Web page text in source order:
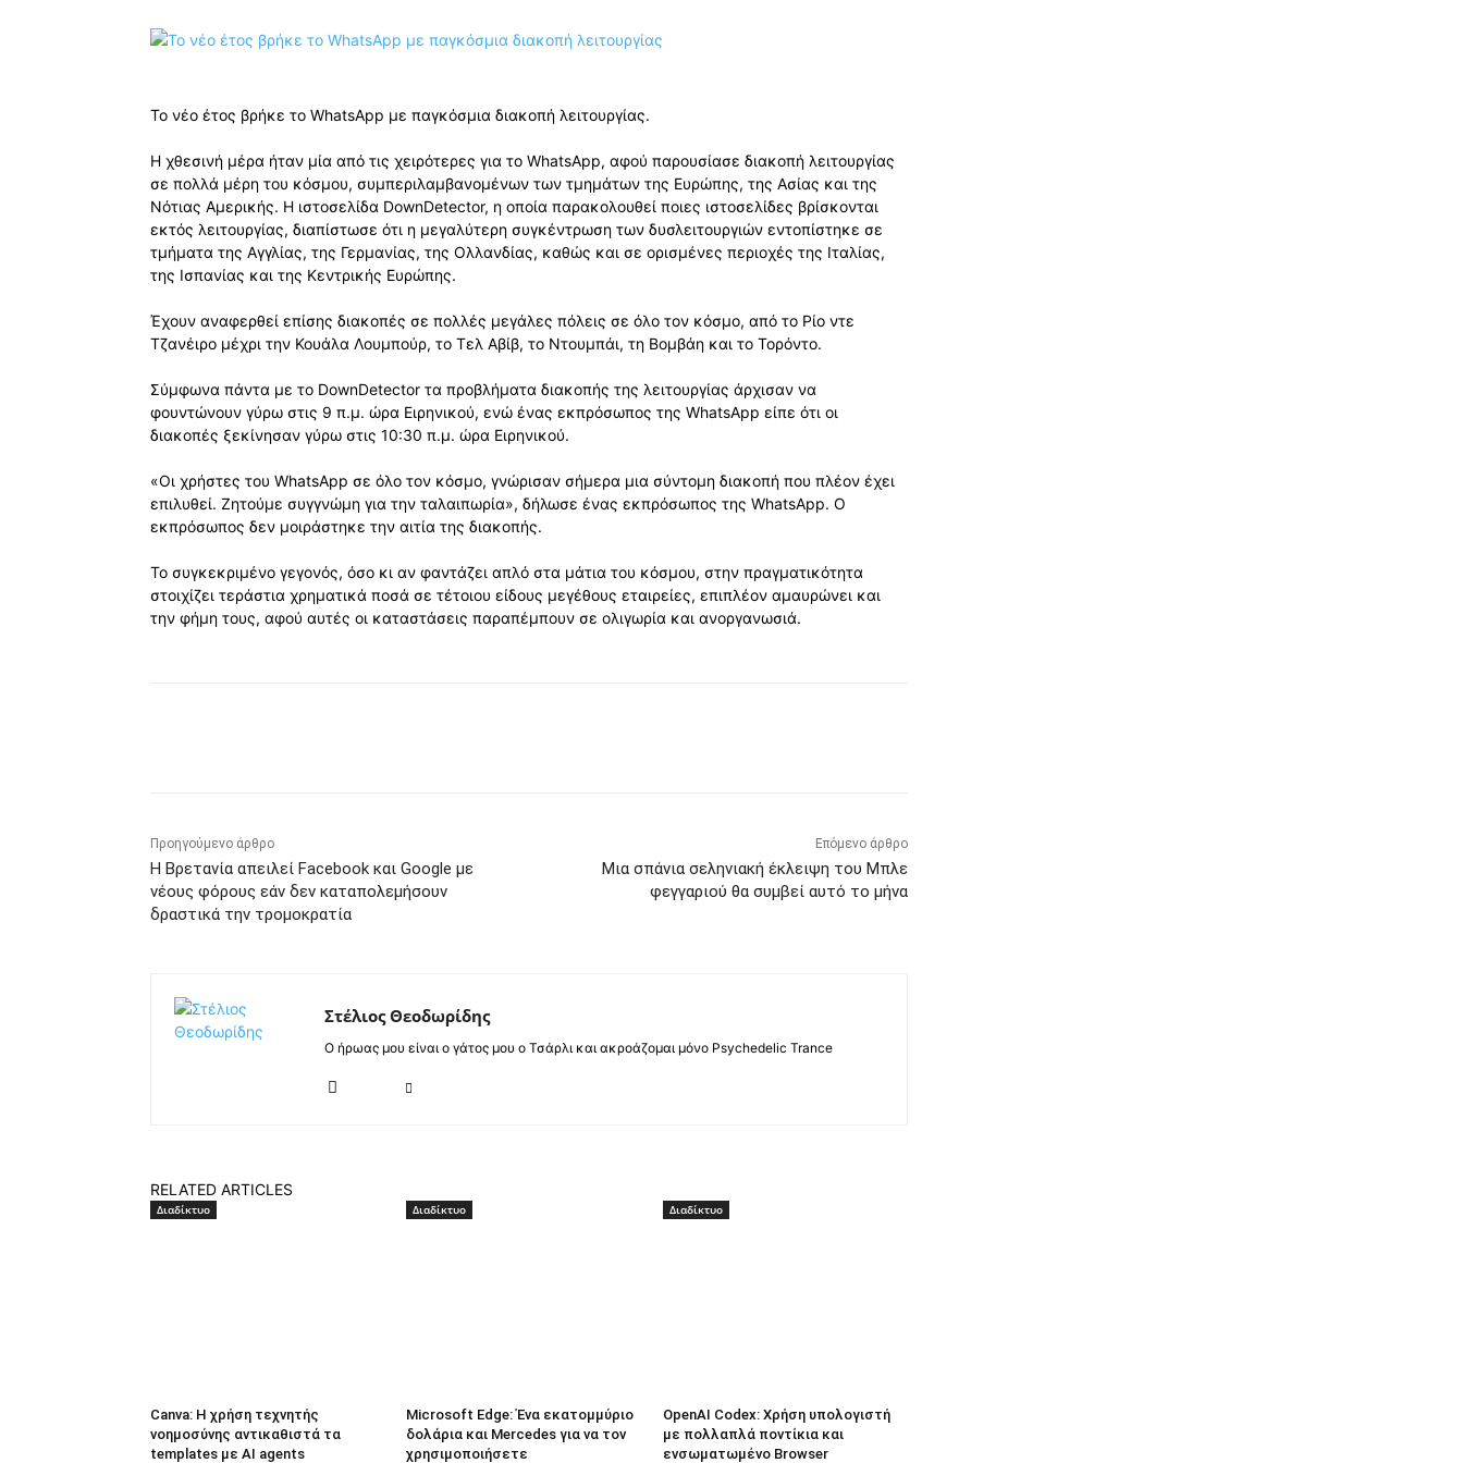
Το νέο έτος βρήκε το WhatsApp με παγκόσμια διακοπή λειτουργίας.
Η χθεσινή μέρα ήταν μία από τις χειρότερες για το WhatsApp, αφού παρουσίασε διακοπή λειτουργίας
σε πολλά μέρη του κόσμου, συμπεριλαμβανομένων των τμημάτων της Ευρώπης, της Ασίας και της
Νότιας Αμερικής. Η ιστοσελίδα DownDetector, η οποία παρακολουθεί ποιες ιστοσελίδες βρίσκονται
εκτός λειτουργίας, διαπίστωσε ότι η μεγαλύτερη συγκέντρωση των δυσλειτουργιών εντοπίστηκε σε
τμήματα της Αγγλίας, της Γερμανίας, της Ολλανδίας, καθώς και σε ορισμένες περιοχές της Ιταλίας,
της Ισπανίας και της Κεντρικής Ευρώπης.
Έχουν αναφερθεί επίσης διακοπές σε πολλές μεγάλες πόλεις σε όλο τον κόσμο, από το Ρίο ντε
Τζανέιρο μέχρι την Κουάλα Λουμπούρ, το Τελ Αβίβ, το Ντουμπάι, τη Βομβάη και το Τορόντο.
Σύμφωνα πάντα με το DownDetector τα προβλήματα διακοπής της λειτουργίας άρχισαν να
φουντώνουν γύρω στις 9 π.μ. ώρα Ειρηνικού, ενώ ένας εκπρόσωπος της WhatsApp είπε ότι οι
διακοπές ξεκίνησαν γύρω στις 10:30 π.μ. ώρα Ειρηνικού.
«Οι χρήστες του WhatsApp σε όλο τον κόσμο, γνώρισαν σήμερα μια σύντομη διακοπή που πλέον έχει
επιλυθεί. Ζητούμε συγγνώμη για την ταλαιπωρία», δήλωσε ένας εκπρόσωπος της WhatsApp. Ο
εκπρόσωπος δεν μοιράστηκε την αιτία της διακοπής.
Το συγκεκριμένο γεγονός, όσο κι αν φαντάζει απλό στα μάτια του κόσμου, στην πραγματικότητα
στοιχίζει τεράστια χρηματικά ποσά σε τέτοιου είδους μεγέθους εταιρείες, επιπλέον αμαυρώνει και
την φήμη τους, αφού αυτές οι καταστάσεις παραπέμπουν σε ολιγωρία και ανοργανωσιά.
Προηγούμενο άρθρο
Η Βρετανία απειλεί Facebook και Google με
νέους φόρους εάν δεν καταπολεμήσουν
δραστικά την τρομοκρατία
Επόμενο άρθρο
Μια σπάνια σεληνιακή έκλειψη του Μπλε
φεγγαριού θα συμβεί αυτό το μήνα
Στέλιος Θεοδωρίδης
Ο ήρωας μου είναι ο γάτος μου ο Τσάρλι και ακροάζομαι μόνο Psychedelic Trance
RELATED ARTICLES
Διαδίκτυο
Canva: Η χρήση τεχνητής
νοημοσύνης αντικαθιστά τα
templates με AI agents
Διαδίκτυο
Microsoft Edge: Ένα εκατομμύριο
δολάρια και Mercedes για να τον
χρησιμοποιήσετε
Διαδίκτυο
OpenAI Codex: Χρήση υπολογιστή
με πολλαπλά ποντίκια και
ενσωματωμένο Browser